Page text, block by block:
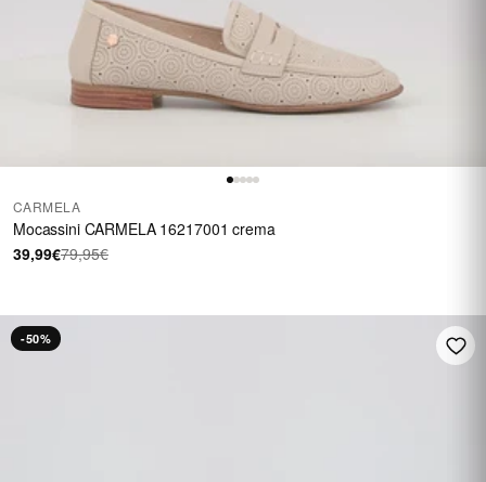
CARMELA
Mocassini CARMELA 16217001 crema
39,99€79,95€
-50%